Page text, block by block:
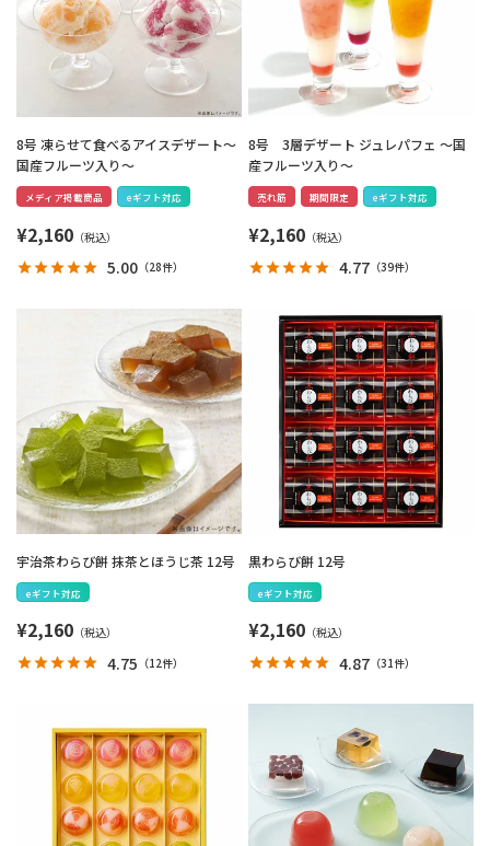
8号 凍らせて食べるアイスデザート～
国産フルーツ入り～
メディア掲載商品 eギフト対応
¥2,160
5.00 （28件）
8号 3層デザート ジュレパフェ ～国
産フルーツ入り～
売れ筋 期間限定 eギフト対応
¥2,160
4.77 （39件）
宇治茶わらび餅 抹茶とほうじ茶 12号
eギフト対応
¥2,160
4.75 （12件）
黒わらび餅 12号
eギフト対応
¥2,160
4.87 （31件）